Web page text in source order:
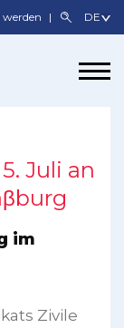
Juli an
im
Zivile